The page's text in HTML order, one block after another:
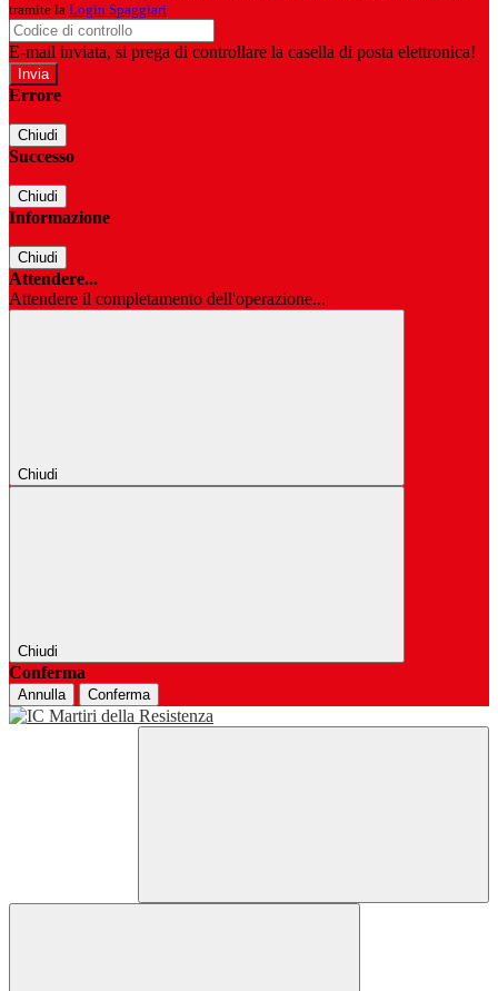
tramite la Login Spaggiari
E-mail inviata, si prega di controllare la casella di posta elettronica!
Errore
Chiudi
Successo
Chiudi
Informazione
Chiudi
Attendere...
Attendere il completamento dell'operazione...
Chiudi
Chiudi
Conferma
Annulla Conferma